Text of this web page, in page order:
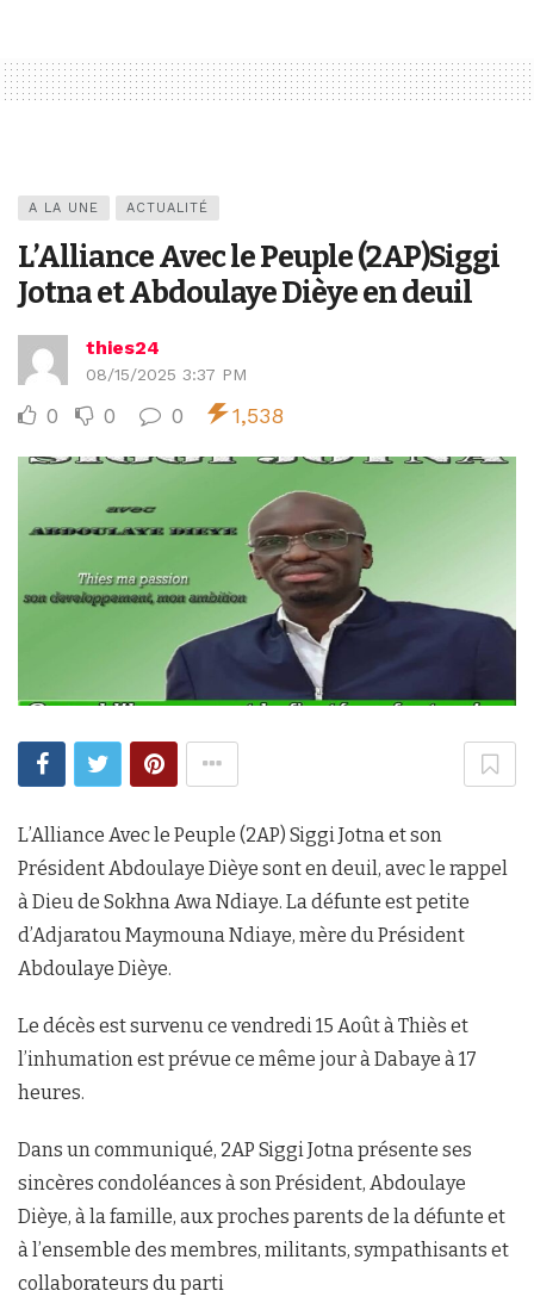
A LA UNE ACTUALITÉ
L’Alliance Avec le Peuple (2AP)Siggi
Jotna et Abdoulaye Dièye en deuil
thies24
08/15/2025 3:37 PM
0 0 0 1,538
L’Alliance Avec le Peuple (2AP) Siggi Jotna et son
Président Abdoulaye Dièye sont en deuil, avec le rappel
à Dieu de Sokhna Awa Ndiaye. La défunte est petite
d’Adjaratou Maymouna Ndiaye, mère du Président
Abdoulaye Dièye.
Le décès est survenu ce vendredi 15 Août à Thiès et
l’inhumation est prévue ce même jour à Dabaye à 17
heures.
Dans un communiqué, 2AP Siggi Jotna présente ses
sincères condoléances à son Président, Abdoulaye
Dièye, à la famille, aux proches parents de la défunte et
à l’ensemble des membres, militants, sympathisants et
collaborateurs du parti